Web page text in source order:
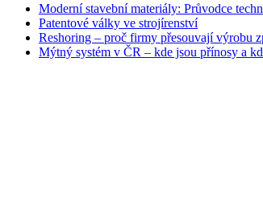
Moderní stavební materiály: Průvodce
Patentové války ve strojírenství
Reshoring – proč firmy přesouvají výrobu
Mýtný systém v ČR – kde jsou přínosy a